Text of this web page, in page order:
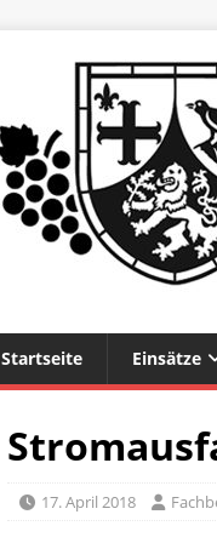
Startseite Einsätze
17. April 2018